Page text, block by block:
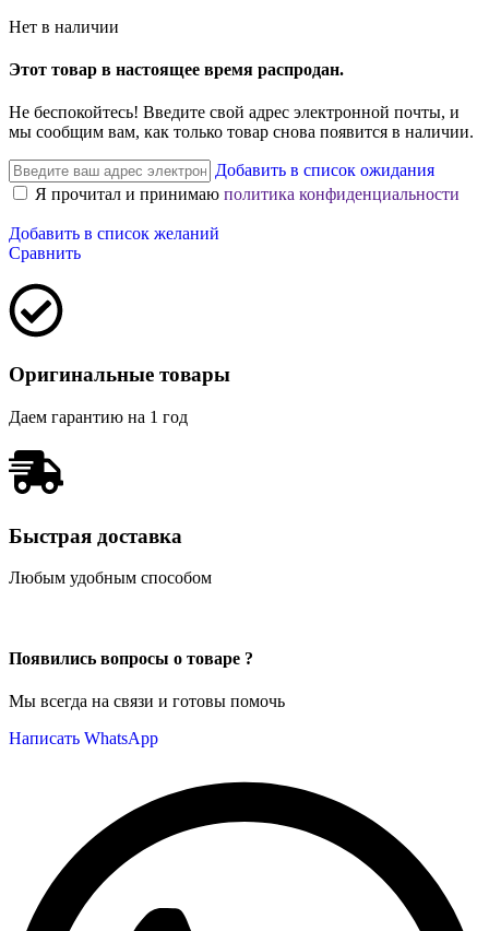
Нет в наличии
Этот товар в настоящее время распродан.
Не беспокойтесь! Введите свой адрес электронной почты, и
мы сообщим вам, как только товар снова появится в наличии.
Добавить в список ожидания
Я прочитал и принимаю политика конфиденциальности
Добавить в список желаний
Сравнить
Оригинальные товары
Даем гарантию на 1 год
Быстрая доставка
Любым удобным способом
Появились вопросы о товаре ?
Мы всегда на связи и готовы помочь
Написать WhatsApp